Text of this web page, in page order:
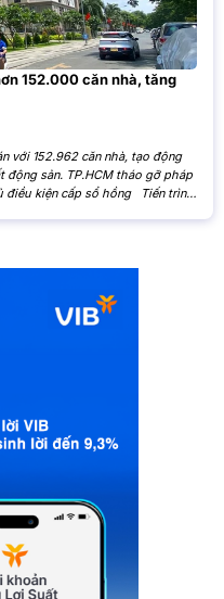
152.000 căn nhà, tăng
với 152.962 căn nhà, tạo động
sản. TP.HCM tháo gỡ pháp
điều kiện cấp sổ hồng Tiến trình